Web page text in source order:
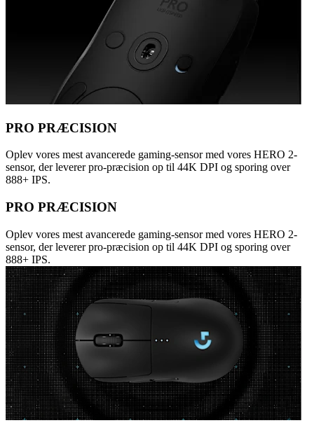
PRO PRÆCISION
Oplev vores mest avancerede gaming-sensor med vores HERO 2-
sensor, der leverer pro-præcision op til 44K DPI og sporing over
888+ IPS.
PRO PRÆCISION
Oplev vores mest avancerede gaming-sensor med vores HERO 2-
sensor, der leverer pro-præcision op til 44K DPI og sporing over
888+ IPS.